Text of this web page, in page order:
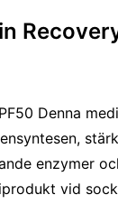
Denna
enzymer
vid